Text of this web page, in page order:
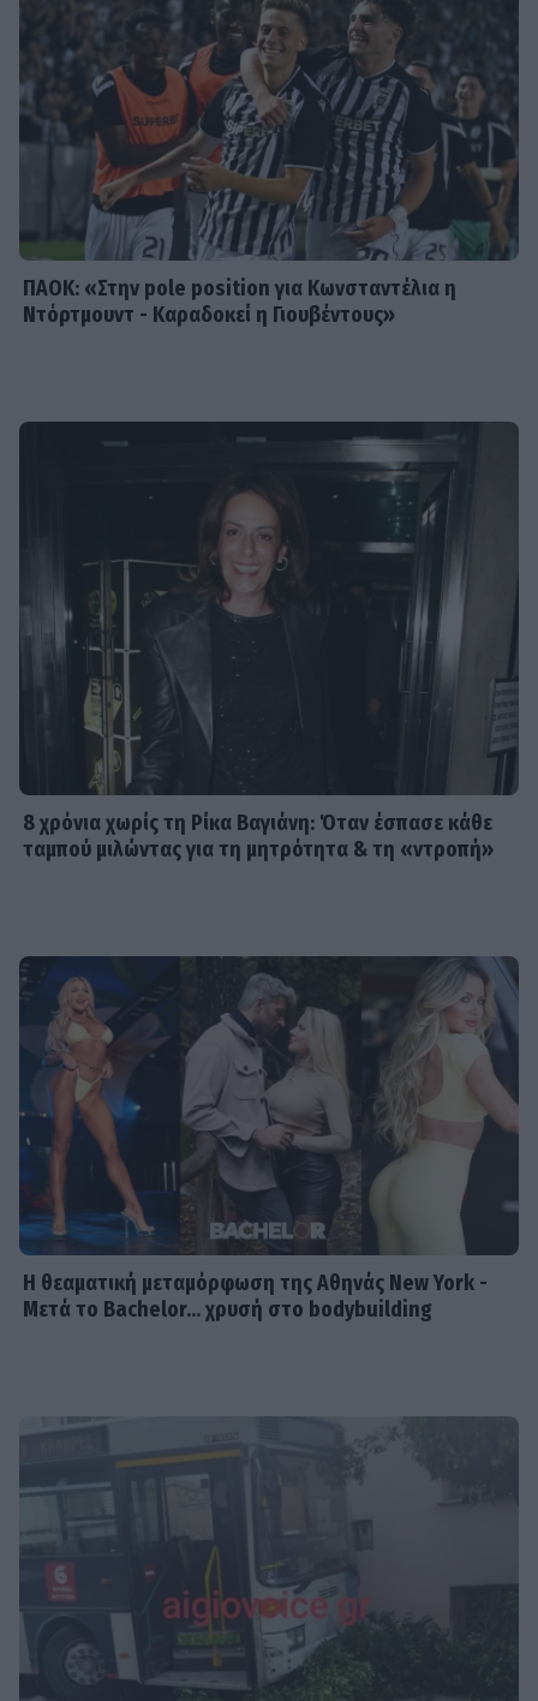
Χριστό και έζησε το θαύμα
Ξέσπασε η Ναταλί Κάκκαβα: «Πόσο
ενοχλητικοί μπορείτε να γίνετε;»
ΠΑΟΚ: «Στην pole position για Κωνσταντέλια η
Ντόρτμουντ - Καραδοκεί η Γιουβέντους»
8 χρόνια χωρίς τη Ρίκα Βαγιάνη: Όταν έσπασε κάθε
ταμπού μιλώντας για τη μητρότητα & τη «ντροπή»
Η θεαματική μεταμόρφωση της Αθηνάς New York -
Μετά το Bachelor... χρυσή στο bodybuilding